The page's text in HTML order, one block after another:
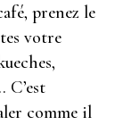
prenez le
votre
C’est
comme il